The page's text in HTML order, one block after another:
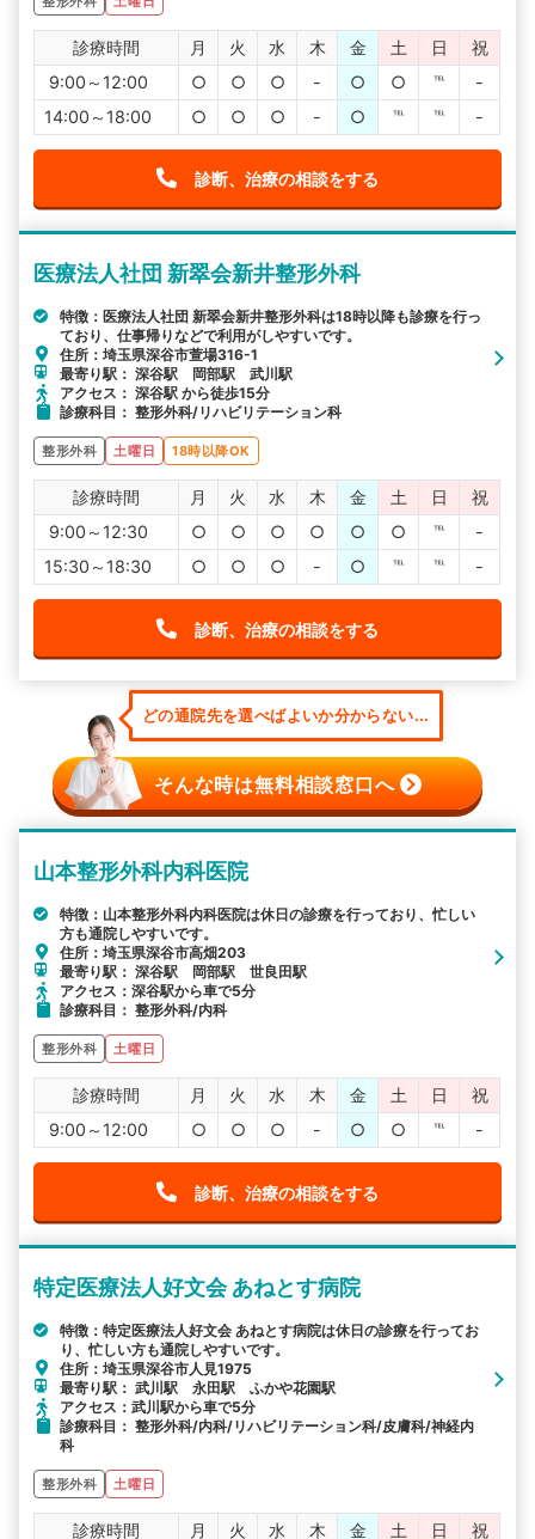
診療時間 月 火 水 木 金 土 日
祝
9:00～12:00
○ ○ ○ - ○ ○ ℡
-
14:00～18:00
○ ○ ○ - ○ ℡ ℡ -
診断、治療の相談をする
医療法人社団 新翠会新井整形外科
特徴：医療法人社団 新翠会新井整形外科は18時以降も診療を行っ
ており、仕事帰りなどで利用がしやすいです。
住所：埼玉県深谷市萱場316-1
最寄り駅： 深谷駅 岡部駅 武川駅
アクセス： 深谷駅 から徒歩15分
診療科目： 整形外科/リハビリテーション科
整形外科 土曜日 18時以降OK
診療時間 月 火 水 木 金 土 日
祝
9:00～12:30
○ ○ ○ ○ ○ ○ ℡
-
15:30～18:30
○ ○ ○ - ○ ℡ ℡ -
診断、治療の相談をする
どの通院先を選べばよいか分からない...
そんな時は無料相談窓口へ
山本整形外科内科医院
特徴：山本整形外科内科医院は休日の診療を行っており、忙しい
方も通院しやすいです。
住所：埼玉県深谷市高畑203
最寄り駅： 深谷駅 岡部駅 世良田駅
アクセス：深谷駅から車で5分
診療科目： 整形外科/内科
整形外科 土曜日
診療時間 月 火 水 木 金 土 日
祝
9:00～12:00
○ ○ ○ - ○ ○ ℡ -
診断、治療の相談をする
特定医療法人好文会 あねとす病院
特徴：特定医療法人好文会 あねとす病院は休日の診療を行ってお
り、忙しい方も通院しやすいです。
住所：埼玉県深谷市人見1975
最寄り駅： 武川駅 永田駅 ふかや花園駅
アクセス：武川駅から車で5分
診療科目： 整形外科/内科/リハビリテーション科/皮膚科/神経内
科
整形外科 土曜日
診療時間 月 火 水 木 金 土 日
祝